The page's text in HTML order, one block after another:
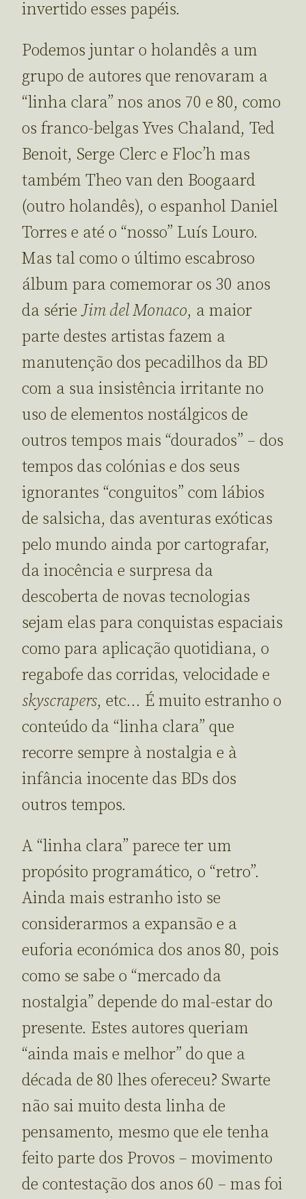
invertido esses papéis.
Podemos juntar o holandês a um
grupo de autores que renovaram a
“linha clara” nos anos 70 e 80, como
os franco-belgas Yves Chaland, Ted
Benoit, Serge Clerc e Floc’h mas
também Theo van den Boogaard
(outro holandês), o espanhol Daniel
Torres e até o “nosso” Luís Louro.
Mas tal como o último escabroso
álbum para comemorar os 30 anos
da sérieJim del Monaco, a maior
parte destes artistas fazem a
manutenção dos pecadilhos da BD
com a sua insistência irritante no
uso de elementos nostálgicos de
outros tempos mais “dourados” – dos
tempos das colónias e dos seus
ignorantes “conguitos” com lábios
de salsicha, das aventuras exóticas
pelo mundo ainda por cartografar,
da inocência e surpresa da
descoberta de novas tecnologias
sejam elas para conquistas espaciais
como para aplicação quotidiana, o
regabofe das corridas, velocidade e
skyscrapers, etc… É muito estranho o
conteúdo da “linha clara” que
recorre sempre à nostalgia e à
infância inocente das BDs dos
outros tempos.
A “linha clara” parece ter um
propósito programático, o “retro”.
Ainda mais estranho isto se
considerarmos a expansão e a
euforia económica dos anos 80, pois
como se sabe o “mercado da
nostalgia” depende do mal-estar do
presente. Estes autores queriam
“ainda mais e melhor” do que a
década de 80 lhes ofereceu? Swarte
não sai muito desta linha de
pensamento, mesmo que ele tenha
feito parte dos Provos – movimento
de contestação dos anos 60 – mas foi